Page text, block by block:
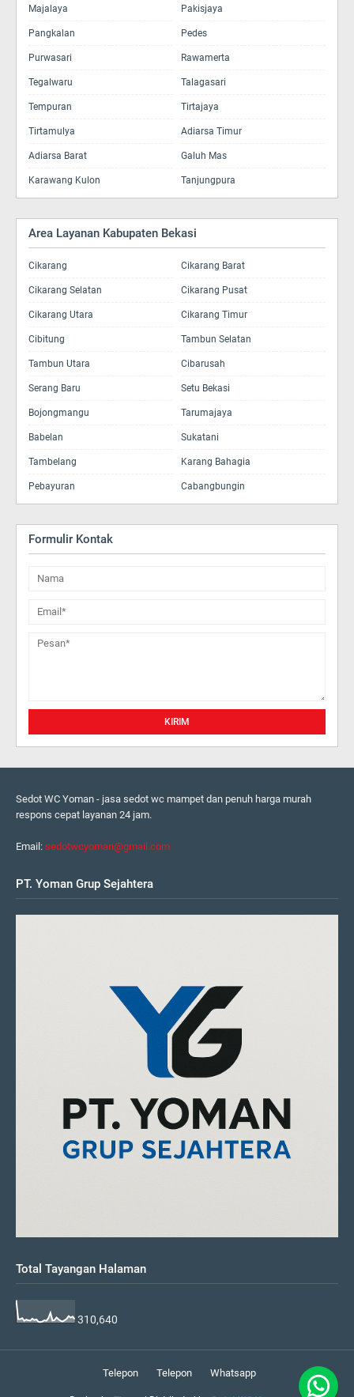
Majalaya Pakisjaya
Pangkalan Pedes
Purwasari Rawamerta
Tegalwaru Talagasari
Tempuran Tirtajaya
Tirtamulya Adiarsa Timur
Adiarsa Barat Galuh Mas
Karawang Kulon Tanjungpura
Area Layanan Kabupaten Bekasi
Cikarang Cikarang Barat
Cikarang Selatan Cikarang Pusat
Cikarang Utara Cikarang Timur
Cibitung Tambun Selatan
Tambun Utara Cibarusah
Serang Baru Setu Bekasi
Bojongmangu Tarumajaya
Babelan Sukatani
Tambelang Karang Bahagia
Pebayuran Cabangbungin
Formulir Kontak
Sedot WC Yoman - jasa sedot wc mampet dan penuh harga murah
respons cepat layanan 24 jam.
Email: sedotwcyoman@gmail.com
PT. Yoman Grup Sejahtera
Total Tayangan Halaman
310,640
Telepon Telepon Whatsapp